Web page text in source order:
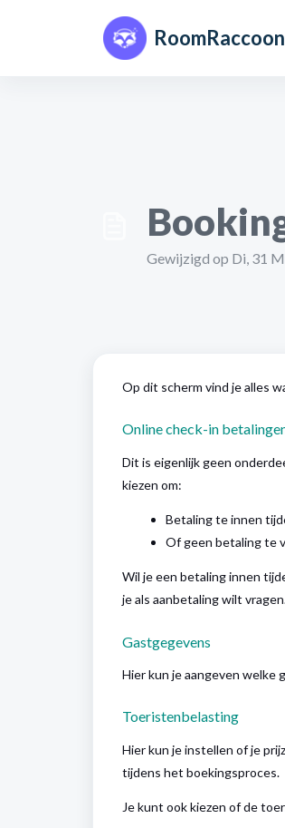
Gewijzigd op Di, 31
Op dit scherm vind je alles
Online check-in
Dit is eigenlijk geen
kiezen om:
Betaling te innen
Of geen betaling te
Wil je een betaling innen
je als aanbetaling wilt
Gastgegevens
Hier kun je aangeven welke
Toeristenbelasting
Hier kun je instellen of je
tijdens het boekingsproces.
Je kunt ook kiezen of de